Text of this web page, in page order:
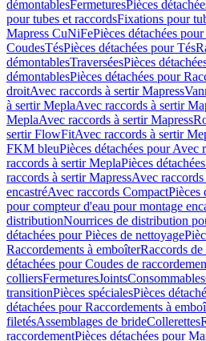
démontablesFermeturesPièces
pour tubes et raccordsFixations pour
Mapress CuNiFePièces détachées
CoudesTésPièces détachées pour Tés
démontablesTraverséesPièces
démontablesPièces détachées pour
droitAvec raccords à sertir Mapress
à sertir MeplaAvec raccords à sertir
MeplaAvec raccords à sertir Mapress
sertir FlowFitAvec raccords à sertir
FKM bleuPièces détachées pour
raccords à sertir MeplaPièces
raccords à sertir MapressAvec
encastréAvec raccords CompactPièces
pour compteur d'eau pour montage
distributionNourrices de distribution
détachées pour Pièces de nettoyage
Raccordements à emboîterRaccords de
détachées pour Coudes de
colliersFermeturesJointsConsommables
transitionPièces spécialesPièces
détachées pour Raccordements à
filetésAssemblages de brideCollerettes
raccordementPièces détachées pour